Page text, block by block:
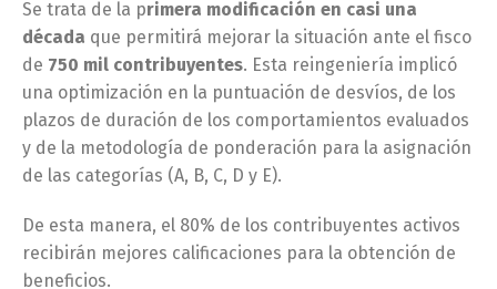
Se trata de la primera modificación en casi una
década que permitirá mejorar la situación ante el fisco
de 750 mil contribuyentes. Esta reingeniería implicó
una optimización en la puntuación de desvíos, de los
plazos de duración de los comportamientos evaluados
y de la metodología de ponderación para la asignación
de las categorías (A, B, C, D y E).
De esta manera, el 80% de los contribuyentes activos
recibirán mejores calificaciones para la obtención de
beneficios.